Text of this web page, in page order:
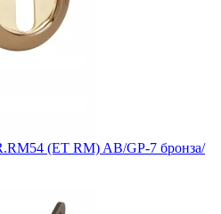
(ET RM) AB/GP-7 бронза/